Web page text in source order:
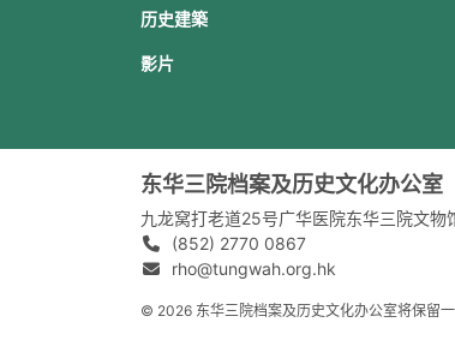
历史建築
影片
东华三院档案及历史文化办公室
九龙窝打老道25号广华医院东华三院文物
(852) 2770 0867
rho@tungwah.org.hk
© 2026 东华三院档案及历史文化办公室将保留一